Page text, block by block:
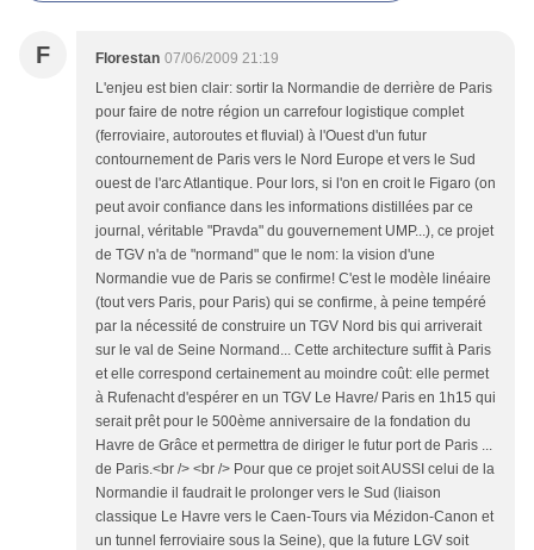
F Florestan 07/06/2009 21:19
L'enjeu est bien clair: sortir la Normandie de derrière de Paris
pour faire de notre région un carrefour logistique complet
(ferroviaire, autoroutes et fluvial) à l'Ouest d'un futur
contournement de Paris vers le Nord Europe et vers le Sud
ouest de l'arc Atlantique. Pour lors, si l'on en croit le Figaro (on
peut avoir confiance dans les informations distillées par ce
journal, véritable "Pravda" du gouvernement UMP...), ce projet
de TGV n'a de "normand" que le nom: la vision d'une
Normandie vue de Paris se confirme! C'est le modèle linéaire
(tout vers Paris, pour Paris) qui se confirme, à peine tempéré
par la nécessité de construire un TGV Nord bis qui arriverait
sur le val de Seine Normand... Cette architecture suffit à Paris
et elle correspond certainement au moindre coût: elle permet
à Rufenacht d'espérer en un TGV Le Havre/ Paris en 1h15 qui
serait prêt pour le 500ème anniversaire de la fondation du
Havre de Grâce et permettra de diriger le futur port de Paris ...
de Paris.<br /> <br /> Pour que ce projet soit AUSSI celui de la
Normandie il faudrait le prolonger vers le Sud (liaison
classique Le Havre vers le Caen-Tours via Mézidon-Canon et
un tunnel ferroviaire sous la Seine), que la future LGV soit